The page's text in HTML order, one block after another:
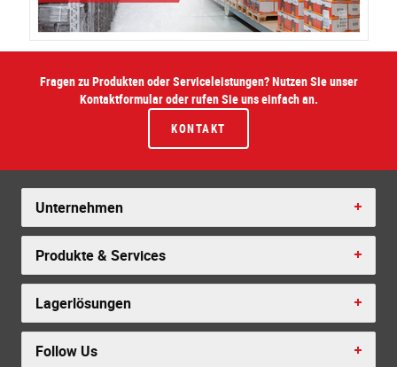
Fragen zu Produkten oder Serviceleistungen? Nutzen Sie unser
Kontaktformular oder rufen Sie uns einfach an.
KONTAKT
Unternehmen
Produkte & Services
Lagerlösungen
Follow Us